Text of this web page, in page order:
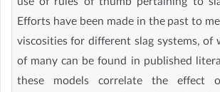
Efforts have been made in the past to
viscosities for different slag systems, of
of many can be found in published
these models correlate the effect